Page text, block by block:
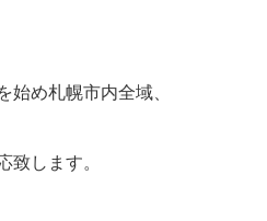
始め札幌市内全域、
致します。